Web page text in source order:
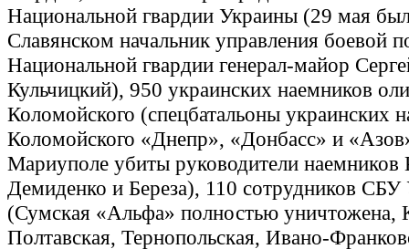
Национальной гвардии Украины (29 мая
Славянском начальник управления боевой
Национальной гвардии генерал-майор
Кульчицкий), 950 украинских наемников
Коломойского (спецбатальоны украинских
Коломойского «Днепр», «Донбасс» и
Мариуполе убиты руководители наемников
Демиденко и Береза), 110 сотрудников
(Сумская «Альфа» полностью уничтожена,
Полтавская, Тернопольская, Ивано-